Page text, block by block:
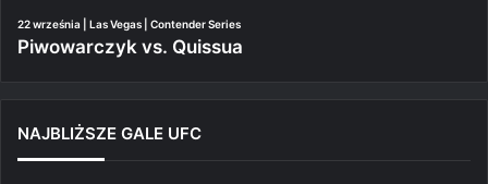
22 września | Las Vegas | Contender Series
Piwowarczyk vs. Quissua
NAJBLIŻSZE GALE UFC